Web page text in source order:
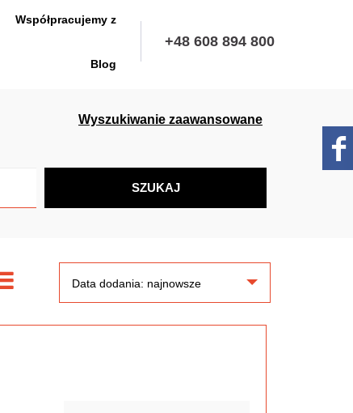
Współpracujemy z
Blog
+48 608 894 800
Wyszukiwanie zaawansowane
Data dodania: najnowsze